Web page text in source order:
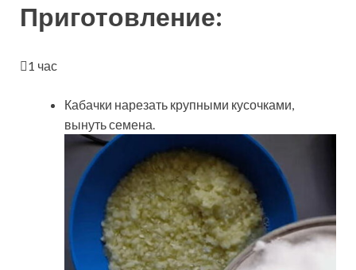
Приготовление:
1 час
Кабачки нарезать крупными кусочками,
вынуть семена.